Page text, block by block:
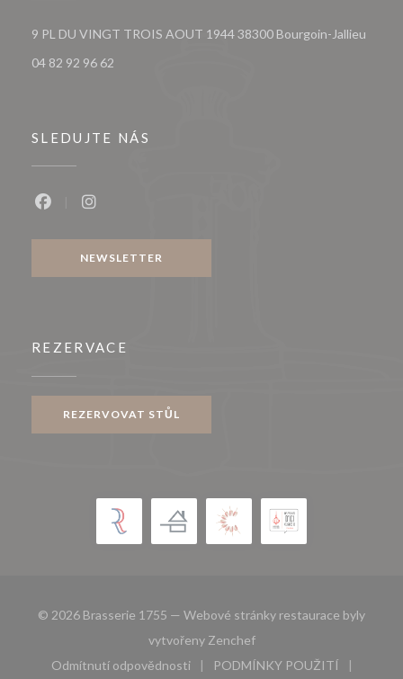
9 PL DU VINGT TROIS AOUT 1944 38300 Bourgoin-Jallieu
04 82 92 96 62
SLEDUJTE NÁS
NEWSLETTER
REZERVACE
REZERVOVAT STŮL
© 2026 Brasserie 1755 — Webové stránky restaurace byly
vytvořeny Zenchef((otevře se v novém okně))
Odmítnutí odpovědnosti
((otevře se v novém okně))
PODMÍNKY POUŽITÍ
((otevře se v novém